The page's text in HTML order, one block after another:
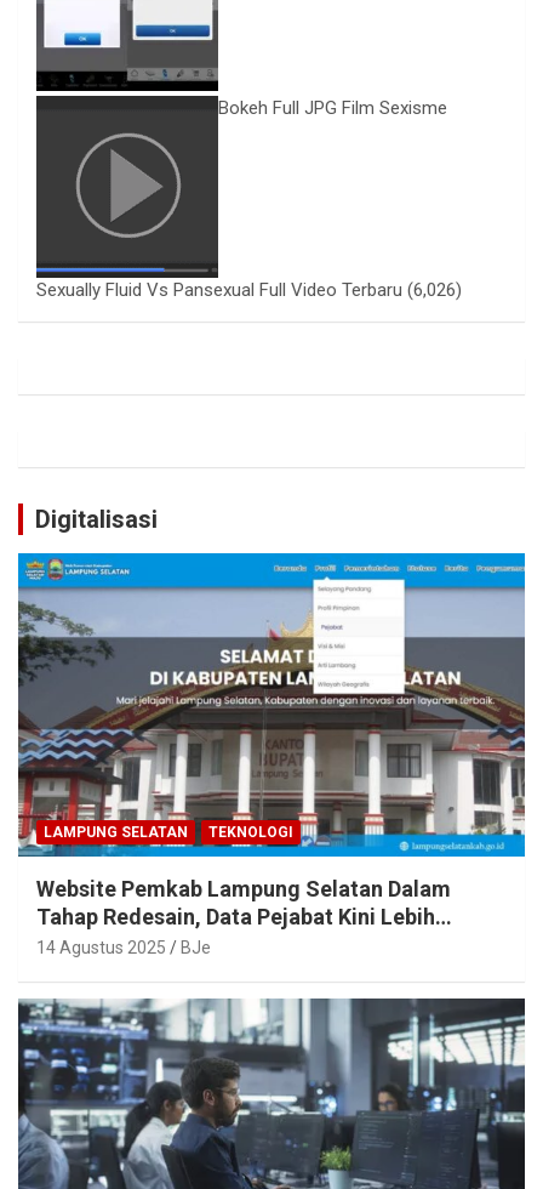
Bokeh Full JPG Film Sexisme
Sexually Fluid Vs Pansexual Full Video Terbaru (6,026)
Digitalisasi
LAMPUNG SELATAN TEKNOLOGI
Website Pemkab Lampung Selatan Dalam
Tahap Redesain, Data Pejabat Kini Lebih
Mudah Diakses
14 Agustus 2025 BJe